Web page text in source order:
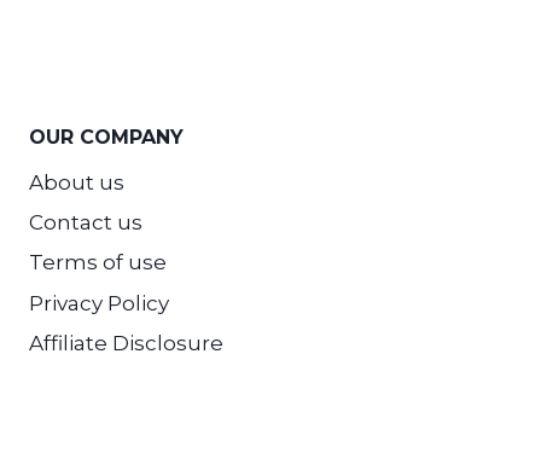
OUR COMPANY
About us
Contact us
Terms of use
Privacy Policy
Affiliate Disclosure